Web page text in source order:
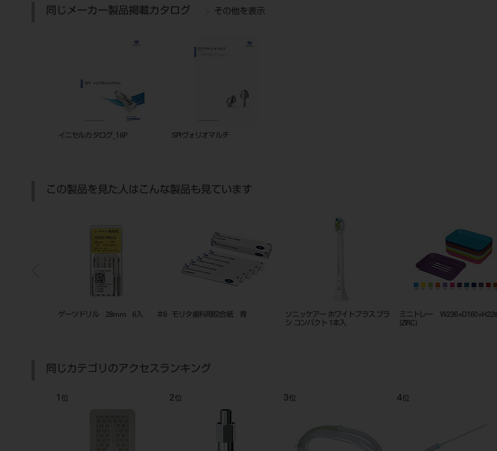
同じメーカー製品掲載カタログ その他を表示
イニセルカタログ_16P SPIヴォリオマルチ
この製品を見た人はこんな製品も見ています
カラーリングＬ １０入
キャビオⅡ ハーフタイプ バット
キャビオⅡ 外科タイプ メジャーリングデバイス3
同じカテゴリのアクセスランキング